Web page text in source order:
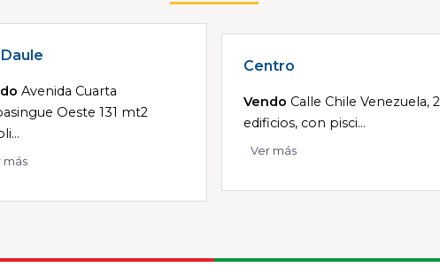
Avenida Cuarta
Oeste 131 mt2
más
Centro
Vendo Calle Chile Venezuela, 2
edificios, con pisci...
Ver más